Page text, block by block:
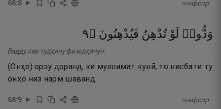
68:8 тафсир
وَدُّوا۟ لَوْ تُدْهِنُ فَيُدْهِنُونَ ۝٩
Вадду лав тудҳину фа юдҳинун.
(Онҳо) орзу доранд, ки мулоимат кунӣ, то нисбати ту
онҳо низ нарм шаванд.
68:9 тафсир